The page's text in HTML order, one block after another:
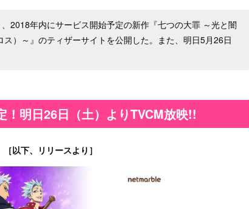
2018年内にサービス開始予定の新作『七つの大罪 ～光と闇
）～』のティザーサイトを公開した。また、明日5月26日
！明日26日（土）よりTVCM放映!!
［以下、リリースより］